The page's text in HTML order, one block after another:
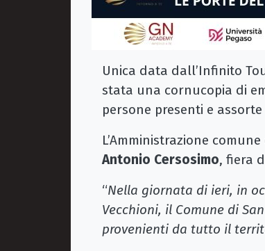
Unica data dall’Infinito
stata una cornucopia di
persone presenti e
L’Amministrazione comune
Antonio Cersosimo, fiera
“Nella giornata di ieri, in
Vecchioni, il Comune di
provenienti da tutto il